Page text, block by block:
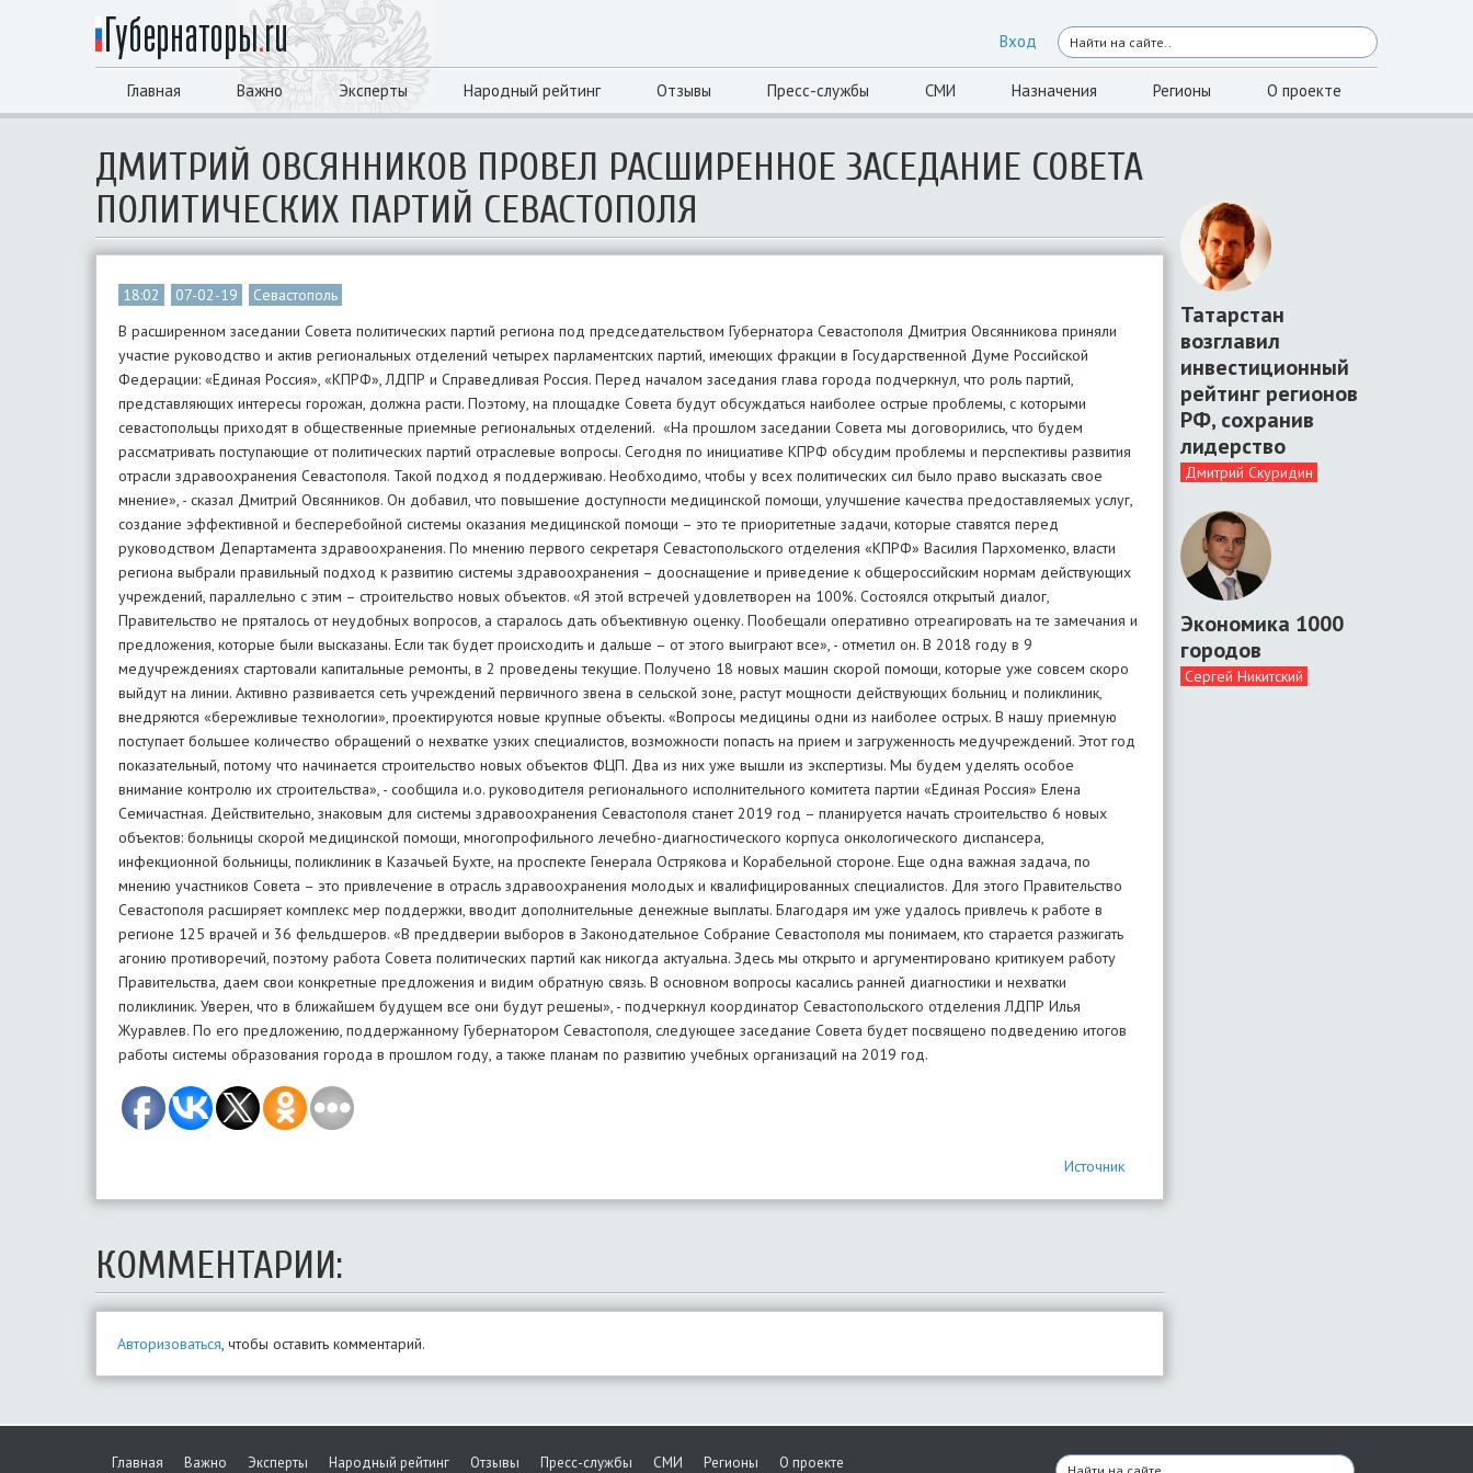
Вход
Главная Важно Эксперты Народный рейтинг Отзывы Пресс-службы СМИ Назначения Регионы О проекте
ДМИТРИЙ ОВСЯННИКОВ ПРОВЕЛ РАСШИРЕННОЕ ЗАСЕДАНИЕ СОВЕТА
ПОЛИТИЧЕСКИХ ПАРТИЙ СЕВАСТОПОЛЯ
18:02 07-02-19
Севастополь
В расширенном заседании Совета политических партий региона под председательством Губернатора Севастополя Дмитрия Овсянникова приняли
участие руководство и актив региональных отделений четырех парламентских партий, имеющих фракции в Государственной Думе Российской
Федерации: «Единая Россия», «КПРФ», ЛДПР и Справедливая Россия. Перед началом заседания глава города подчеркнул, что роль партий,
представляющих интересы горожан, должна расти. Поэтому, на площадке Совета будут обсуждаться наиболее острые проблемы, с которыми
севастопольцы приходят в общественные приемные региональных отделений. «На прошлом заседании Совета мы договорились, что будем
рассматривать поступающие от политических партий отраслевые вопросы. Сегодня по инициативе КПРФ обсудим проблемы и перспективы развития
отрасли здравоохранения Севастополя. Такой подход я поддерживаю. Необходимо, чтобы у всех политических сил было право высказать свое
мнение», - сказал Дмитрий Овсянников. Он добавил, что повышение доступности медицинской помощи, улучшение качества предоставляемых услуг,
создание эффективной и бесперебойной системы оказания медицинской помощи – это те приоритетные задачи, которые ставятся перед
руководством Департамента здравоохранения. По мнению первого секретаря Севастопольского отделения «КПРФ» Василия Пархоменко, власти
региона выбрали правильный подход к развитию системы здравоохранения – дооснащение и приведение к общероссийским нормам действующих
учреждений, параллельно с этим – строительство новых объектов. «Я этой встречей удовлетворен на 100%. Состоялся открытый диалог,
Правительство не пряталось от неудобных вопросов, а старалось дать объективную оценку. Пообещали оперативно отреагировать на те замечания и
предложения, которые были высказаны. Если так будет происходить и дальше – от этого выиграют все», - отметил он. В 2018 году в 9
медучреждениях стартовали капитальные ремонты, в 2 проведены текущие. Получено 18 новых машин скорой помощи, которые уже совсем скоро
выйдут на линии. Активно развивается сеть учреждений первичного звена в сельской зоне, растут мощности действующих больниц и поликлиник,
внедряются «бережливые технологии», проектируются новые крупные объекты. «Вопросы медицины одни из наиболее острых. В нашу приемную
поступает большее количество обращений о нехватке узких специалистов, возможности попасть на прием и загруженность медучреждений. Этот год
показательный, потому что начинается строительство новых объектов ФЦП. Два из них уже вышли из экспертизы. Мы будем уделять особое
внимание контролю их строительства», - сообщила и.о. руководителя регионального исполнительного комитета партии «Единая Россия» Елена
Семичастная. Действительно, знаковым для системы здравоохранения Севастополя станет 2019 год – планируется начать строительство 6 новых
объектов: больницы скорой медицинской помощи, многопрофильного лечебно-диагностического корпуса онкологического диспансера,
инфекционной больницы, поликлиник в Казачьей Бухте, на проспекте Генерала Острякова и Корабельной стороне. Еще одна важная задача, по
мнению участников Совета – это привлечение в отрасль здравоохранения молодых и квалифицированных специалистов. Для этого Правительство
Севастополя расширяет комплекс мер поддержки, вводит дополнительные денежные выплаты. Благодаря им уже удалось привлечь к работе в
регионе 125 врачей и 36 фельдшеров. «В преддверии выборов в Законодательное Собрание Севастополя мы понимаем, кто старается разжигать
агонию противоречий, поэтому работа Совета политических партий как никогда актуальна. Здесь мы открыто и аргументировано критикуем работу
Правительства, даем свои конкретные предложения и видим обратную связь. В основном вопросы касались ранней диагностики и нехватки
поликлиник. Уверен, что в ближайшем будущем все они будут решены», - подчеркнул координатор Севастопольского отделения ЛДПР Илья
Журавлев. По его предложению, поддержанному Губернатором Севастополя, следующее заседание Совета будет посвящено подведению итогов
работы системы образования города в прошлом году, а также планам по развитию учебных организаций на 2019 год.
Источник
КОММЕНТАРИИ:
Авторизоваться, чтобы оставить комментарий.
Татарстан
возглавил
инвестиционный
рейтинг регионов
РФ, сохранив
лидерство
Дмитрий Скуридин
Экономика 1000
городов
Сергей Никитский
Главная Важно Эксперты Народный рейтинг Отзывы Пресс-службы СМИ Регионы О проекте